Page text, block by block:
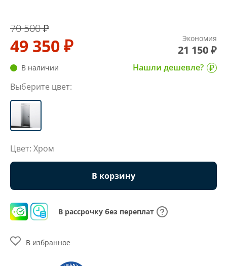
70 500 ₽
49 350 ₽ Экономия
21 150 ₽
В наличии
Нашли дешевле?
Выберите цвет:
Цвет: Хром
В корзину
В рассрочку без переплат
В избранное